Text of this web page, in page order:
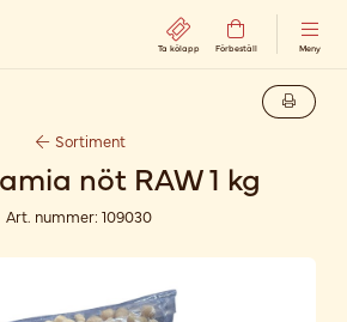
Ta kölapp Förbeställ Meny
Sortiment
nöt RAW 1 kg
Art. nummer: 109030